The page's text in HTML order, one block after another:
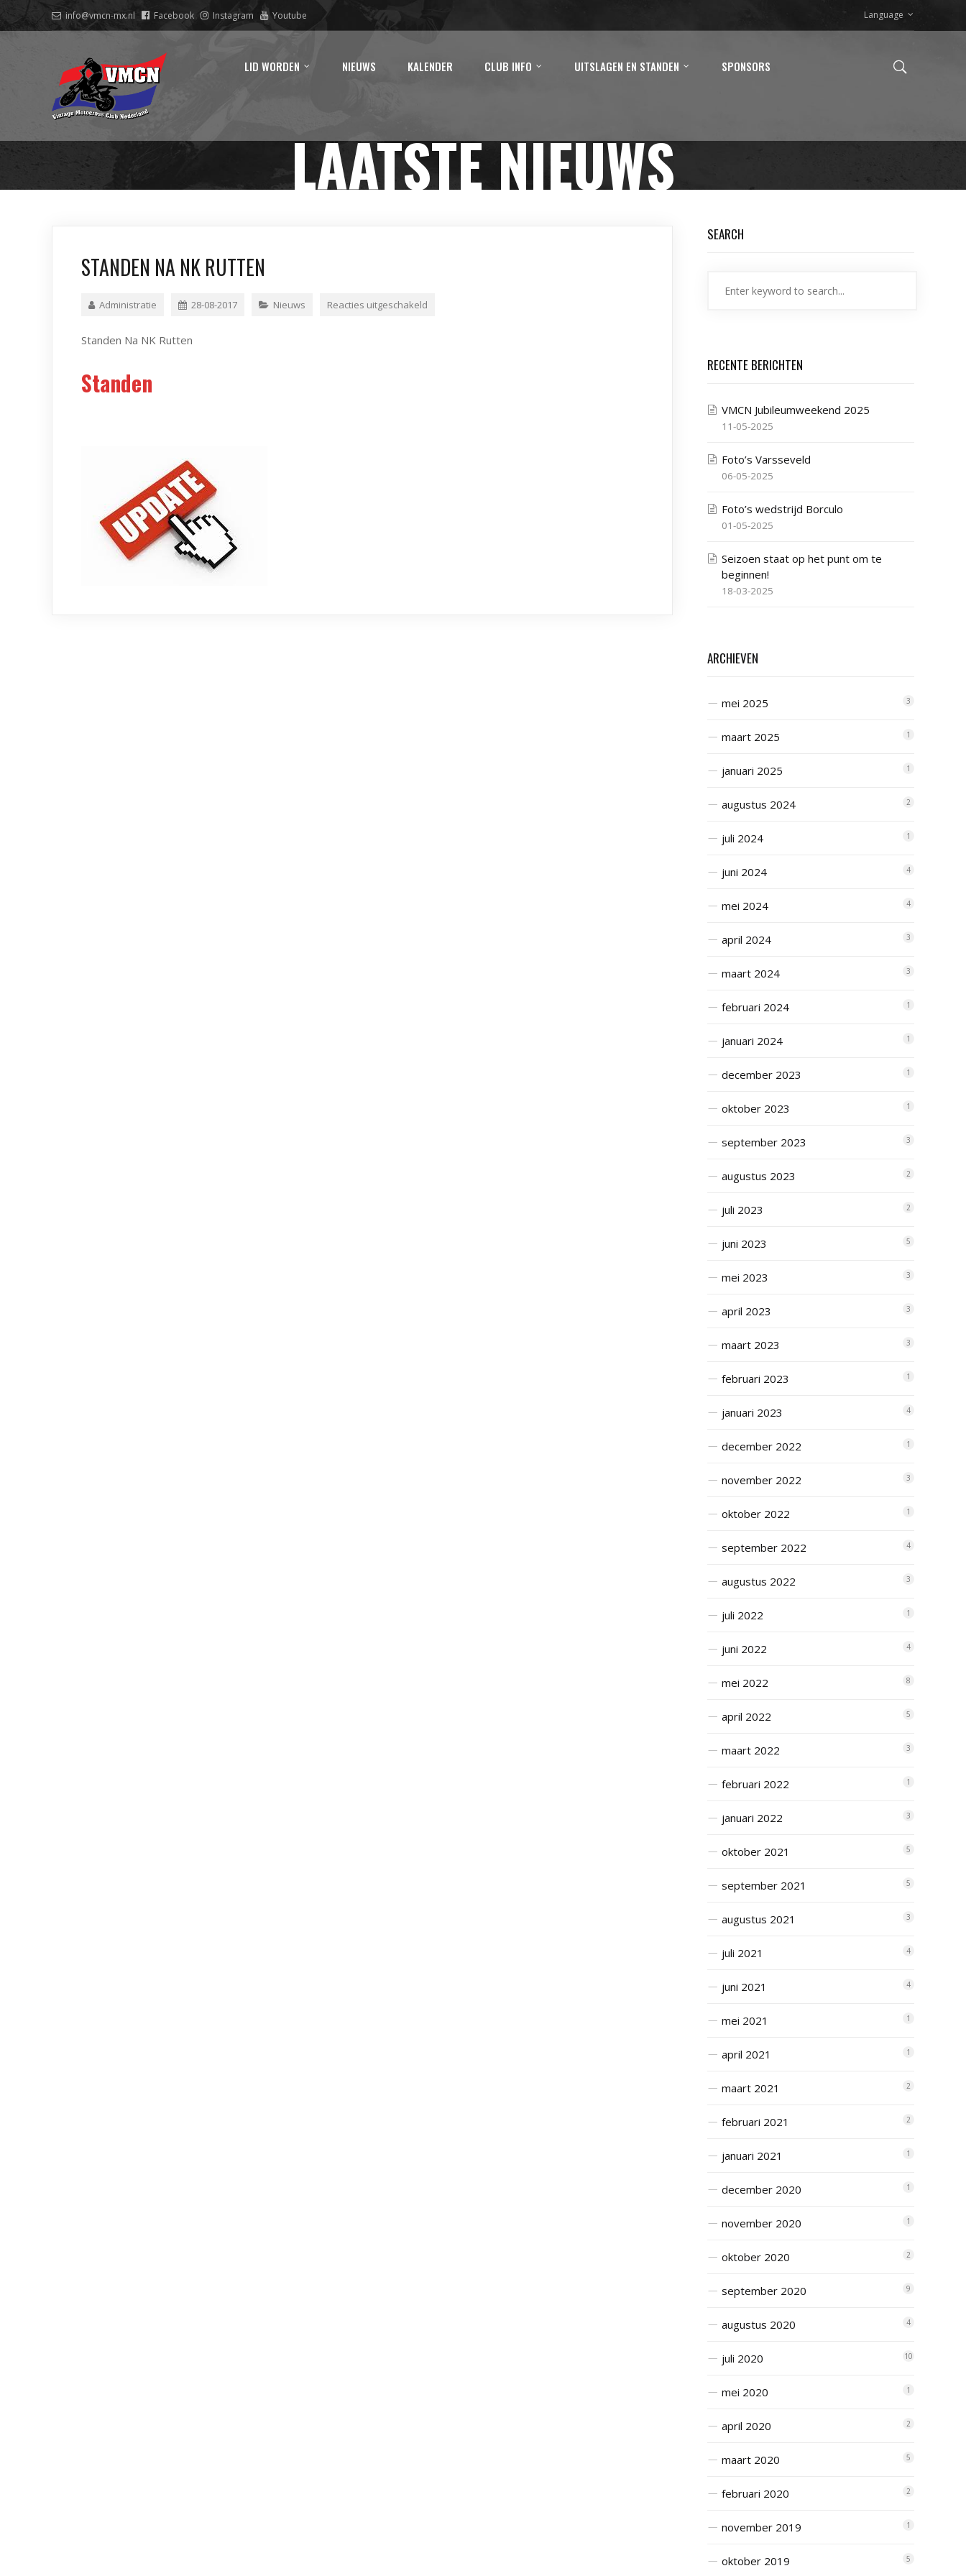
info@vmcn-mx.nl Facebook Instagram Youtube Language
LID WORDEN NIEUWS KALENDER CLUB INFO UITSLAGEN EN STANDEN SPONSORS
LAATSTE NIEUWS
STANDEN NA NK RUTTEN
Administratie 28-08-2017 Nieuws Reacties uitgeschakeld
Standen Na NK Rutten
Standen
SEARCH
RECENTE BERICHTEN
VMCN Jubileumweekend 2025
11-05-2025
Foto’s Varsseveld
06-05-2025
Foto’s wedstrijd Borculo
01-05-2025
Seizoen staat op het punt om te
beginnen!
18-03-2025
ARCHIEVEN
mei 2025 3
maart 2025 1
januari 2025 1
augustus 2024 2
juli 2024 1
juni 2024 4
mei 2024 4
april 2024 3
maart 2024 3
februari 2024 1
januari 2024 1
december 2023 1
oktober 2023 1
september 2023 3
augustus 2023 2
juli 2023 2
juni 2023 5
mei 2023 3
april 2023 3
maart 2023 3
februari 2023 1
januari 2023 4
december 2022 1
november 2022 3
oktober 2022 1
september 2022 4
augustus 2022 3
juli 2022 1
juni 2022 4
mei 2022 8
april 2022 5
maart 2022 3
februari 2022 1
januari 2022 3
oktober 2021 5
september 2021 5
augustus 2021 3
juli 2021 4
juni 2021 4
mei 2021 1
april 2021 1
maart 2021 2
februari 2021 2
januari 2021 1
december 2020 1
november 2020 1
oktober 2020 2
september 2020 9
augustus 2020 4
juli 2020 10
mei 2020 1
april 2020 2
maart 2020 5
februari 2020 2
november 2019 1
oktober 2019 5